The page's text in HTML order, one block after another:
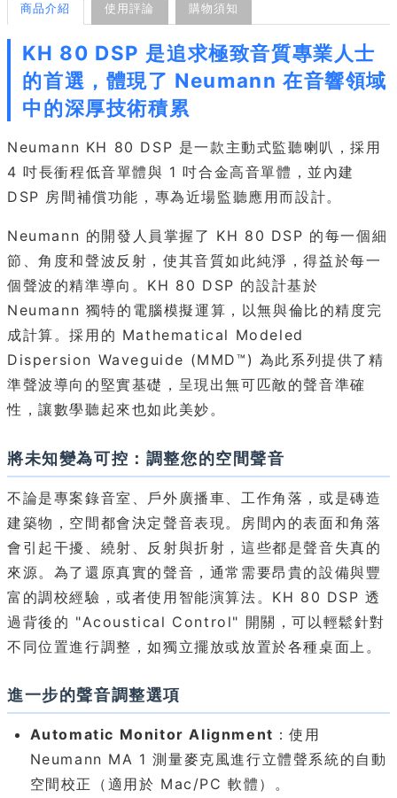
商品介紹 使用評論 購物須知
KH 80 DSP 是追求極致音質專業人士
的首選，體現了 Neumann 在音響領域
中的深厚技術積累
Neumann KH 80 DSP 是一款主動式監聽喇叭，採用
4 吋長衝程低音單體與 1 吋合金高音單體，並內建
DSP 房間補償功能，專為近場監聽應用而設計。
Neumann 的開發人員掌握了 KH 80 DSP 的每一個細
節、角度和聲波反射，使其音質如此純淨，得益於每一
個聲波的精準導向。KH 80 DSP 的設計基於
Neumann 獨特的電腦模擬運算，以無與倫比的精度完
成計算。採用的 Mathematical Modeled
Dispersion Waveguide (MMD™) 為此系列提供了精
準聲波導向的堅實基礎，呈現出無可匹敵的聲音準確
性，讓數學聽起來也如此美妙。
將未知變為可控：調整您的空間聲音
不論是專案錄音室、戶外廣播車、工作角落，或是磚造
建築物，空間都會決定聲音表現。房間內的表面和角落
會引起干擾、繞射、反射與折射，這些都是聲音失真的
來源。為了還原真實的聲音，通常需要昂貴的設備與豐
富的調校經驗，或者使用智能演算法。KH 80 DSP 透
過背後的 "Acoustical Control" 開關，可以輕鬆針對
不同位置進行調整，如獨立擺放或放置於各種桌面上。
進一步的聲音調整選項
Automatic Monitor Alignment ：使用
Neumann MA 1 測量麥克風進行立體聲系統的自動
空間校正（適用於 Mac/PC 軟體）。